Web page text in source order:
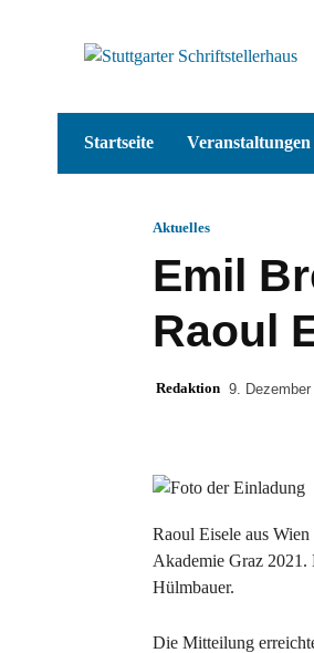
Startseite Veranstaltungen
Aktuelles
Emil
Raoul
Redaktion 9. Dezember
Raoul Eisele aus
Akademie Graz 2021.
Hülmbauer.
Die Mitteilung